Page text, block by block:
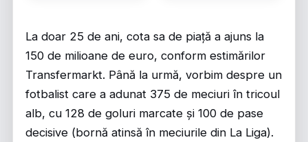
La doar 25 de ani, cota sa de piață a ajuns la
150 de milioane de euro, conform estimărilor
Transfermarkt. Până la urmă, vorbim despre un
fotbalist care a adunat 375 de meciuri în tricoul
alb, cu 128 de goluri marcate și 100 de pase
decisive (bornă atinsă în meciurile din La Liga).